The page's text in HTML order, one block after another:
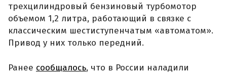
трехцилиндровый бензиновый турбомотор
объемом 1,2 литра, работающий в связке с
классическим шестиступенчатым «автоматом».
Привод у них только передний.
Ранее сообщалось, что в России наладили